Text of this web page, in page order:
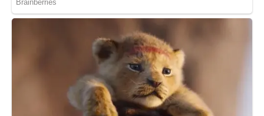
весілля зробимо, а?”
Я засміялася і розтріпала йому волосся. Звичайно, так
швидко питання одруження не вирішуються, тим більше,
Костя на цю тему ще не розмовляв. Але щось мені
підказує, що скоро заговорить. І чомусь здається, що я
не зможу відмовитися…
Передрук без посилання на ibilingua.com – заборонений!